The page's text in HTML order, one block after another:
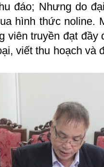
đáo; Nhưng do
hình thức noline.
viên truyền đạt đầy
viết thu hoạch và